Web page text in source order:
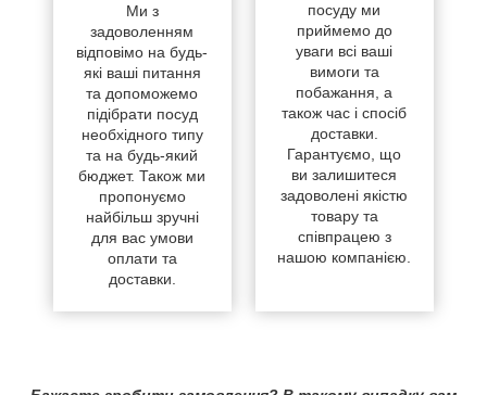
Ми з
задоволенням
відповімо на будь-
які ваші питання
та допоможемо
підібрати посуд
необхідного типу
та на будь-який
бюджет. Також ми
пропонуємо
найбільш зручні
для вас умови
оплати та
доставки.
посуду ми
приймемо до
уваги всі ваші
вимоги та
побажання, а
також час і спосіб
доставки.
Гарантуємо, що
ви залишитеся
задоволені якістю
товару та
співпрацею з
нашою компанією.